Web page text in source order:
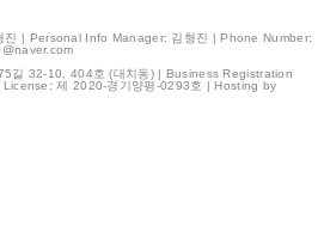
진 | Personal Info Manager: 김형진 | Phone Number:
길 32-10, 404호 (대치동) | Business Registration
License:제 2020-경기양평-0293호 | Hosting by